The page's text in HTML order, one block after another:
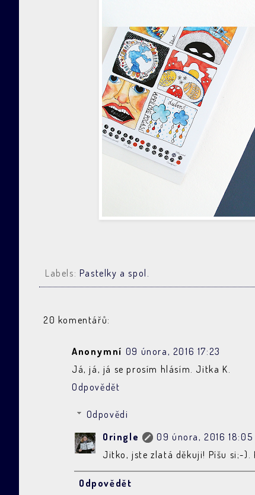
Labels: Pastelky a spol.
20 komentářů:
Anonymní 09 února, 2016 17:23
Já, já, já se prosím hlásím. Jitka K.
Odpovědět
Odpovědi
Oringle
09 února, 2016 18:05
Jitko, jste zlatá děkuji! Píšu si;-).
Odpovědět